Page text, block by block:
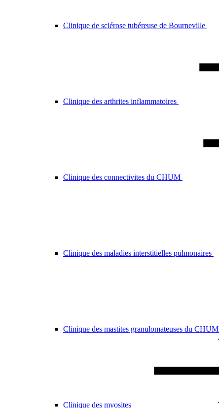
Clinique de sclérose tubéreuse de Bourneville
Clinique des arthrites inflammatoires
Clinique des connectivites du CHUM
Clinique des maladies interstitielles pulmonaires
Clinique des mastites granulomateuses du CHUM
Clinique des myosites